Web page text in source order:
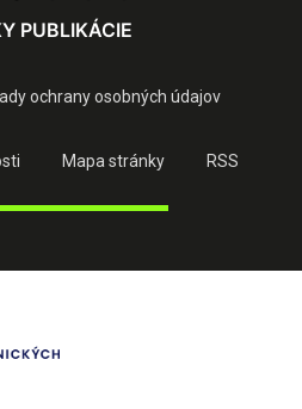
PUBLIKÁCIE
ochrany osobných údajov
Mapa stránky RSS